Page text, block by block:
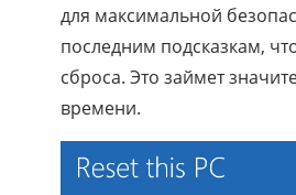
для максимальной
последним подсказкам,
сброса. Это займет
времени.